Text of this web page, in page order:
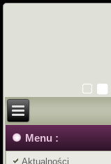
Menu :
Aktualności